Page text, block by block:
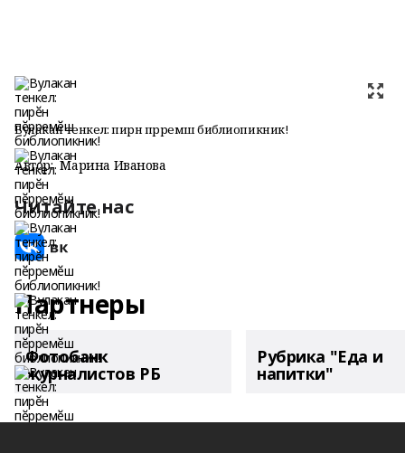
Вулакан тенкел: пирӗн пӗрремӗш библиопикник!
Автор: Марина Иванова
Читайте нас
Партнеры
Фотобанк
журналистов РБ
Рубрика "Еда и
напитки"